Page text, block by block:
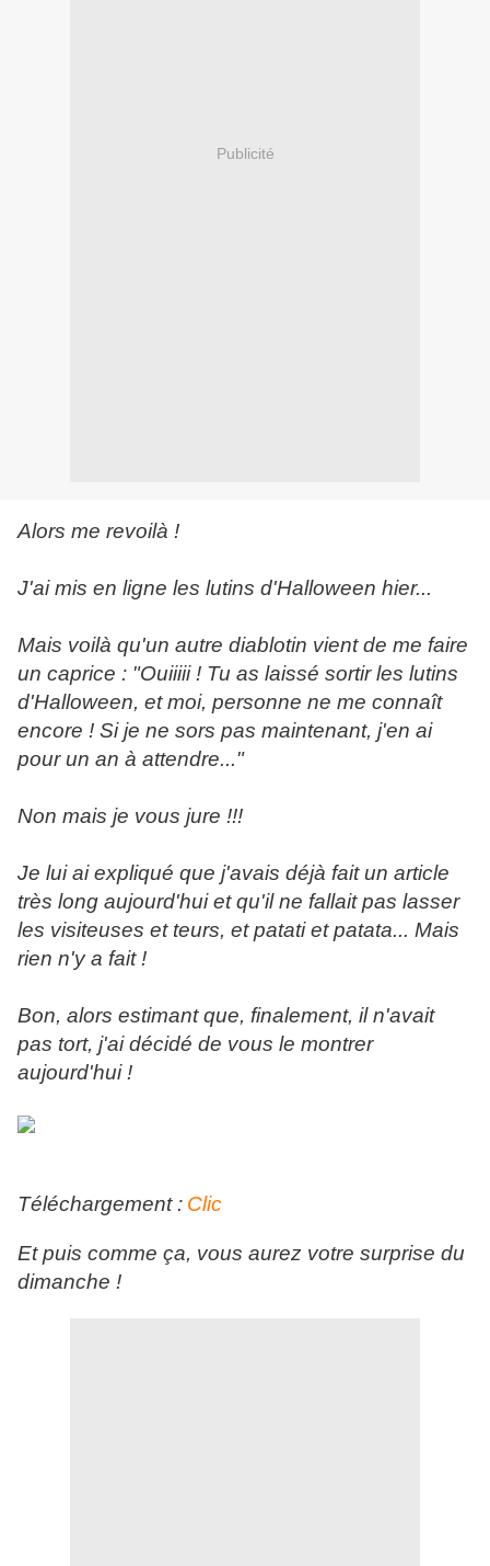
Publicité
Alors me revoilà !
J'ai mis en ligne les lutins d'Halloween hier...
Mais voilà qu'un autre diablotin vient de me faire
un caprice : "Ouiiiii ! Tu as laissé sortir les lutins
d'Halloween, et moi, personne ne me connaît
encore ! Si je ne sors pas maintenant, j'en ai
pour un an à attendre..."
Non mais je vous jure !!!
Je lui ai expliqué que j'avais déjà fait un article
très long aujourd'hui et qu'il ne fallait pas lasser
les visiteuses et teurs, et patati et patata... Mais
rien n'y a fait !
Bon, alors estimant que, finalement, il n'avait
pas tort, j'ai décidé de vous le montrer
aujourd'hui !
Téléchargement : Clic
Et puis comme ça, vous aurez votre surprise du
dimanche !